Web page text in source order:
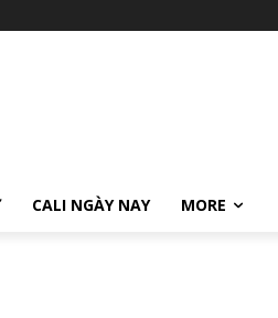
CALI NGÀY NAY MORE